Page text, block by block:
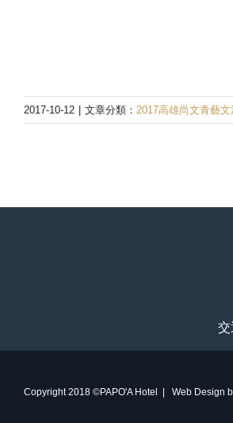
2017-10-12 文章分類： 2017高雄尚文青藝文
交
Copyright 2018 ©PAPO'A Hotel | Web Design